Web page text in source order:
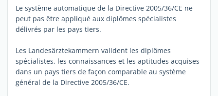
Le système automatique de la Directive 2005/36/CE ne
peut pas être appliqué aux diplômes spécialistes
délivrés par les pays tiers.
Les Landesärztekammern valident les diplômes
spécialistes, les connaissances et les aptitudes acquises
dans un pays tiers de façon comparable au système
général de la Directive 2005/36/CE.